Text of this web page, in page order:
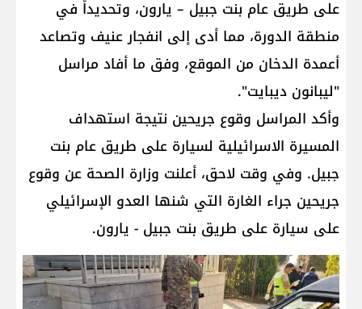
على طريق عام بنت جبيل – يارون، وتحديداً في
منطقة الدورة، مما أدى إلى انفجار عنيف وتصاعد
أعمدة الدخان من الموقع، وفق ما أفاد مراسل
"ليبانون ديبايت".
وأكد المراسل وقوع جريحين نتيجة استهداف
المسيرة الاسرائيلية لسيارة على طريق عام بنت
جبيل. وفي وقت لاحق، أعلنت وزارة الصحة عن وقوع
جريحين جراء الغارة التي شنها العدو الإسرائيلي
على سيارة على طريق بنت جبيل - يارون.